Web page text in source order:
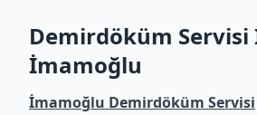
Demirdöküm
İmamoğlu
İmamoğlu Demirdöküm Servisi